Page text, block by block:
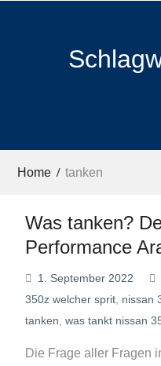
Home tanken
Was tanken?
Performance
1. September 2022
350z welcher sprit, nissan
tanken was tankt nissan
Die Frage aller Fragen